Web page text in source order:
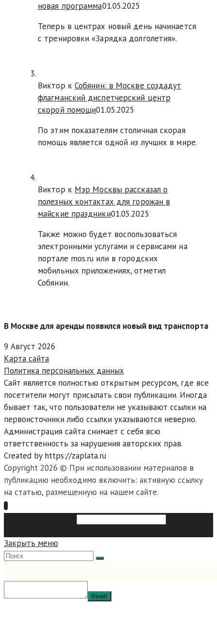
новая программа01.05.2025
Теперь в центрах новый день начинается
с тренировки «Зарядка долголетия».
Виктор к Собянин: в Москве создадут
флагманский диспетчерский центр
скорой помощи01.05.2025
По этим показателям столичная скорая
помощь является одной из лучших в мире.
Виктор к Мэр Москвы рассказал о
полезных контактах для горожан в
майские праздники01.05.2025
Также можно будет воспользоваться
электронными услугами и сервисами на
портале mos.ru или в городских
мобильных приложениях, отметил
Собянин.
В Москве для аренды появился новый вид транспорта
9 Август 2026
Карта сайта
Политика персональных данных
Сайт является полностью открытым ресурсом, где все
посетители могут присылать свои публикации. Иногда
бывает так, что пользователи не указывают ссылки на
первоисточники либо ссылки указываются неверно.
Администрация сайта снимает с себя всю
ответственность за нарушения авторских прав.
Created by https://zaplata.ru
Copyright 2026 © При использовании материалов в
публикацию необходимо включить: активную ссылку
на статью, размещенную на нашем сайте.
Закрыть меню
Insert